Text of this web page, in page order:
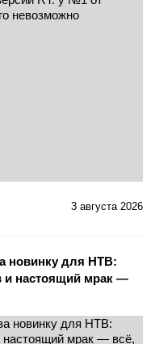
3 августа 2026
новинку для НТВ:
и настоящий мрак —